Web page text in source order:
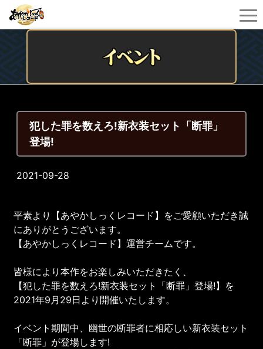
犯した罪を数えろ!新衣装セット「断罪」
登場!
2021-09-28
平素より【あやかしっくレコード】をご愛顧いただき誠
にありがとうございます。
【あやかしっくレコード】運営チームです。
皆様により本作をお楽しみいただきたく、
【犯した罪を数えろ!新衣装セット「断罪」登場!】を
2021年9月29日より開催いたします。
イベント期間中、幽世の断罪者に相応しい新衣装セット
「断罪」が登場します!